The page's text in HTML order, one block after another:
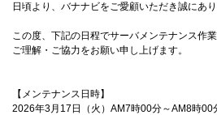
日頃より、バナナビをご愛顧いただき誠にあ
この度、下記の日程でサーバメンテナンス作業
ご理解・ご協力をお願い申し上げます。
【メンテナンス日時】
2026年3月17日（火）AM7時00分～AM8時00